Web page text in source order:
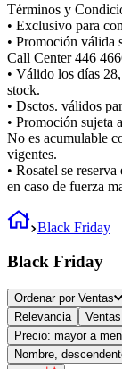
Términos y
• Exclusivo para
• Promoción válida
Call Center 446
• Válido los días
stock.
• Dsctos. válidos
• Promoción sujeta
No es acumulable
vigentes.
• Rosatel se
en caso de fuerza
Black Friday
Black Friday
Ordenar por Ventas
Relevancia
Ventas
Precio: mayor a
Nombre,